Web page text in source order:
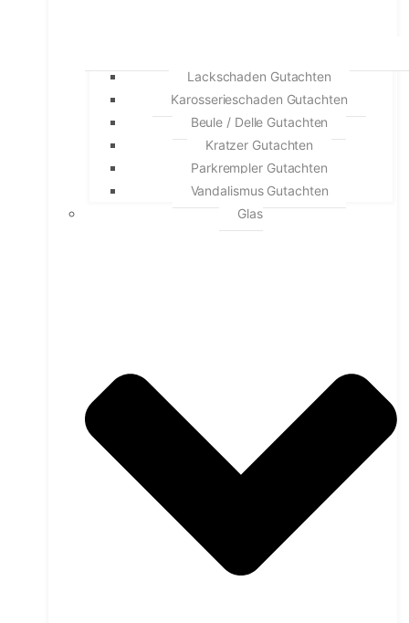
Lackschaden Gutachten
Karosserieschaden Gutachten
Beule / Delle Gutachten
Kratzer Gutachten
Parkrempler Gutachten
Vandalismus Gutachten
Glas